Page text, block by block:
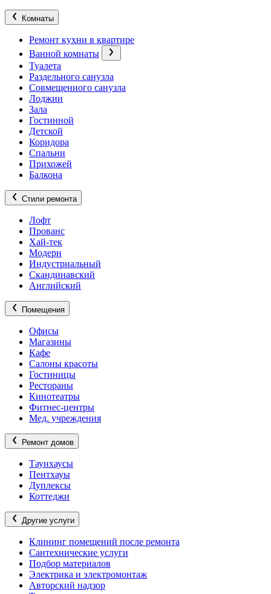
Комнаты
Ремонт кухни в квартире
Ванной комнаты
Туалета
Раздельного санузла
Совмещенного санузла
Лоджии
Зала
Гостинной
Детской
Коридора
Спальни
Прихожей
Балкона
Стили ремонта
Лофт
Прованс
Хай-тек
Модерн
Индустриальный
Скандинавский
Английский
Помещения
Офисы
Магазины
Кафе
Салоны красоты
Гостиницы
Рестораны
Кинотеатры
Фитнес-центры
Мед. учреждения
Ремонт домов
Таунхаусы
Пентхауы
Дуплексы
Коттеджи
Другие услуги
Клининг помещений после ремонта
Сантехнические услуги
Подбор материалов
Электрика и электромонтаж
Авторский надзор